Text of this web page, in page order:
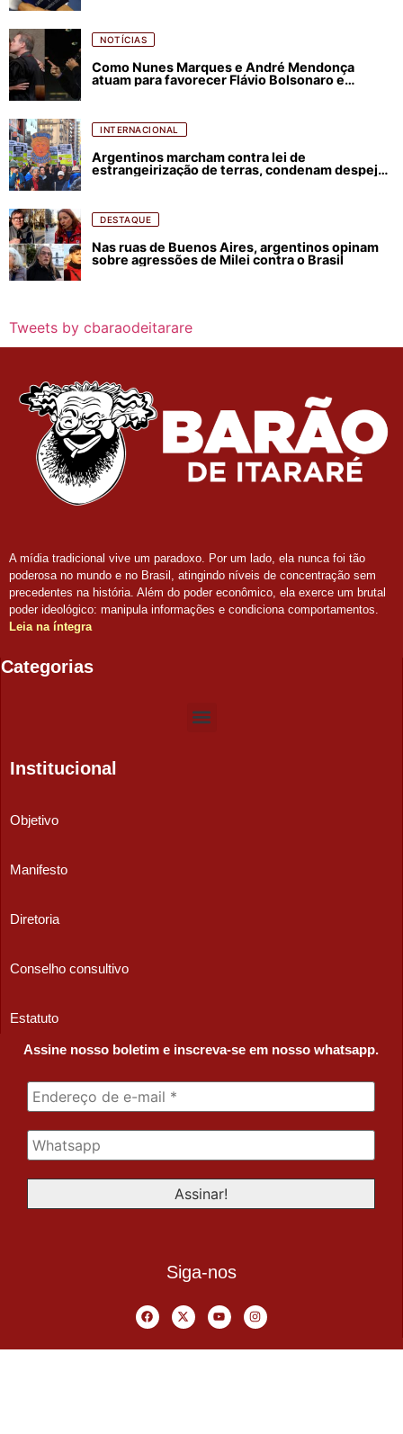
NOTÍCIAS
Como Nunes Marques e André Mendonça
atuam para favorecer Flávio Bolsonaro e
INTERNACIONAL
Argentinos marcham contra lei de
estrangeirização de terras, condenam despejos
DESTAQUE
Nas ruas de Buenos Aires, argentinos opinam
sobre agressões de Milei contra o Brasil
Tweets by cbaraodeitarare
A mídia tradicional vive um paradoxo. Por um lado, ela nunca foi tão
poderosa no mundo e no Brasil, atingindo níveis de concentração sem
precedentes na história. Além do poder econômico, ela exerce um brutal
poder ideológico: manipula informações e condiciona comportamentos.
Leia na íntegra
Categorias
Institucional
Objetivo
Manifesto
Diretoria
Conselho consultivo
Estatuto
Assine nosso boletim e inscreva-se em nosso whatsapp.
Siga-nos